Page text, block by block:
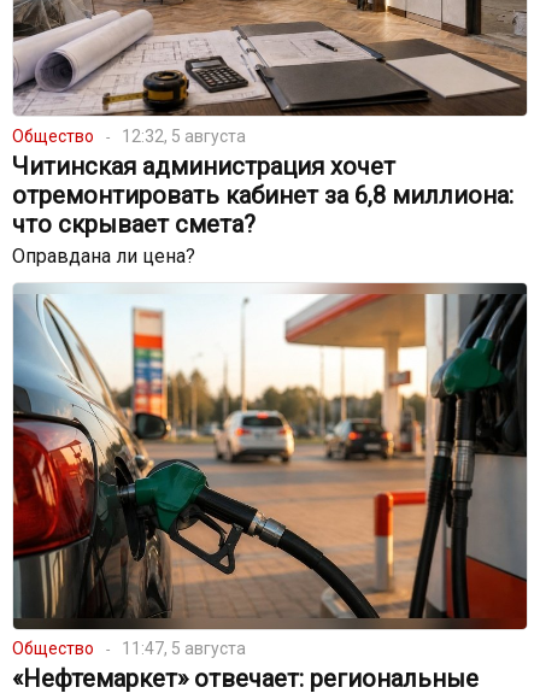
Общество 12:32, 5 августа
Читинская администрация хочет
отремонтировать кабинет за 6,8 миллиона:
что скрывает смета?
Оправдана ли цена?
Общество 11:47, 5 августа
«Нефтемаркет» отвечает: региональные